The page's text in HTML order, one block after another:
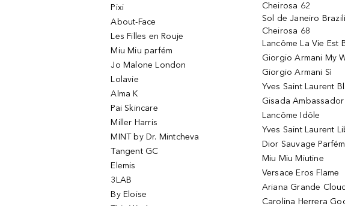
Pixi
About-Face
Les Filles en Rouje
Miu Miu parfém
Jo Malone London
Lolavie
Alma K
Pai Skincare
Miller Harris
MINT by Dr. Mintcheva
Tangent GC
Elemis
3LAB
By Eloise
Cheirosa 62
Sol de Janeiro
Cheirosa 68
Lancôme La Vie Est
Giorgio Armani My
Giorgio Armani Sì
Yves Saint Laurent
Gisada Ambassador
Lancôme Idôle
Yves Saint Laurent
Dior Sauvage Parfém
Miu Miu Miutine
Versace Eros Flame
Ariana Grande Cloud
Carolina Herrera